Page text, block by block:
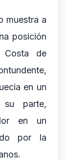
muestra a
posición
Costa de
en un
su parte,
en un
por la